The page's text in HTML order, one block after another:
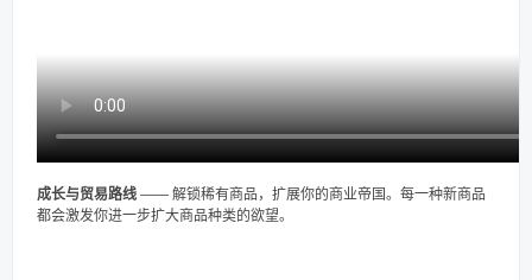
成长与贸易路线 —— 解锁稀有商品，扩展你的商业帝国。每一种新商品
都会激发你进一步扩大商品种类的欲望。